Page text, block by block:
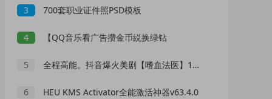
3 700套职业证件照PSD模板
4 【QQ音乐看广告攒金币綐换绿钻
5 全程高能。抖音爆火美剧【嗜血法医】1到8季
6 HEU KMS Activator全能激活神器v63.4.0